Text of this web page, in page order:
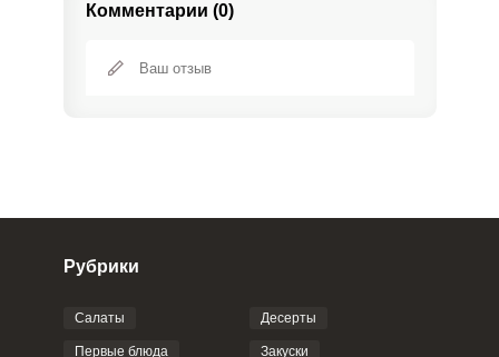
Комментарии (0)
Фото до 4 шт, до 5 mb
Рубрики
Салаты
Первые блюда
Десерты
Закуски